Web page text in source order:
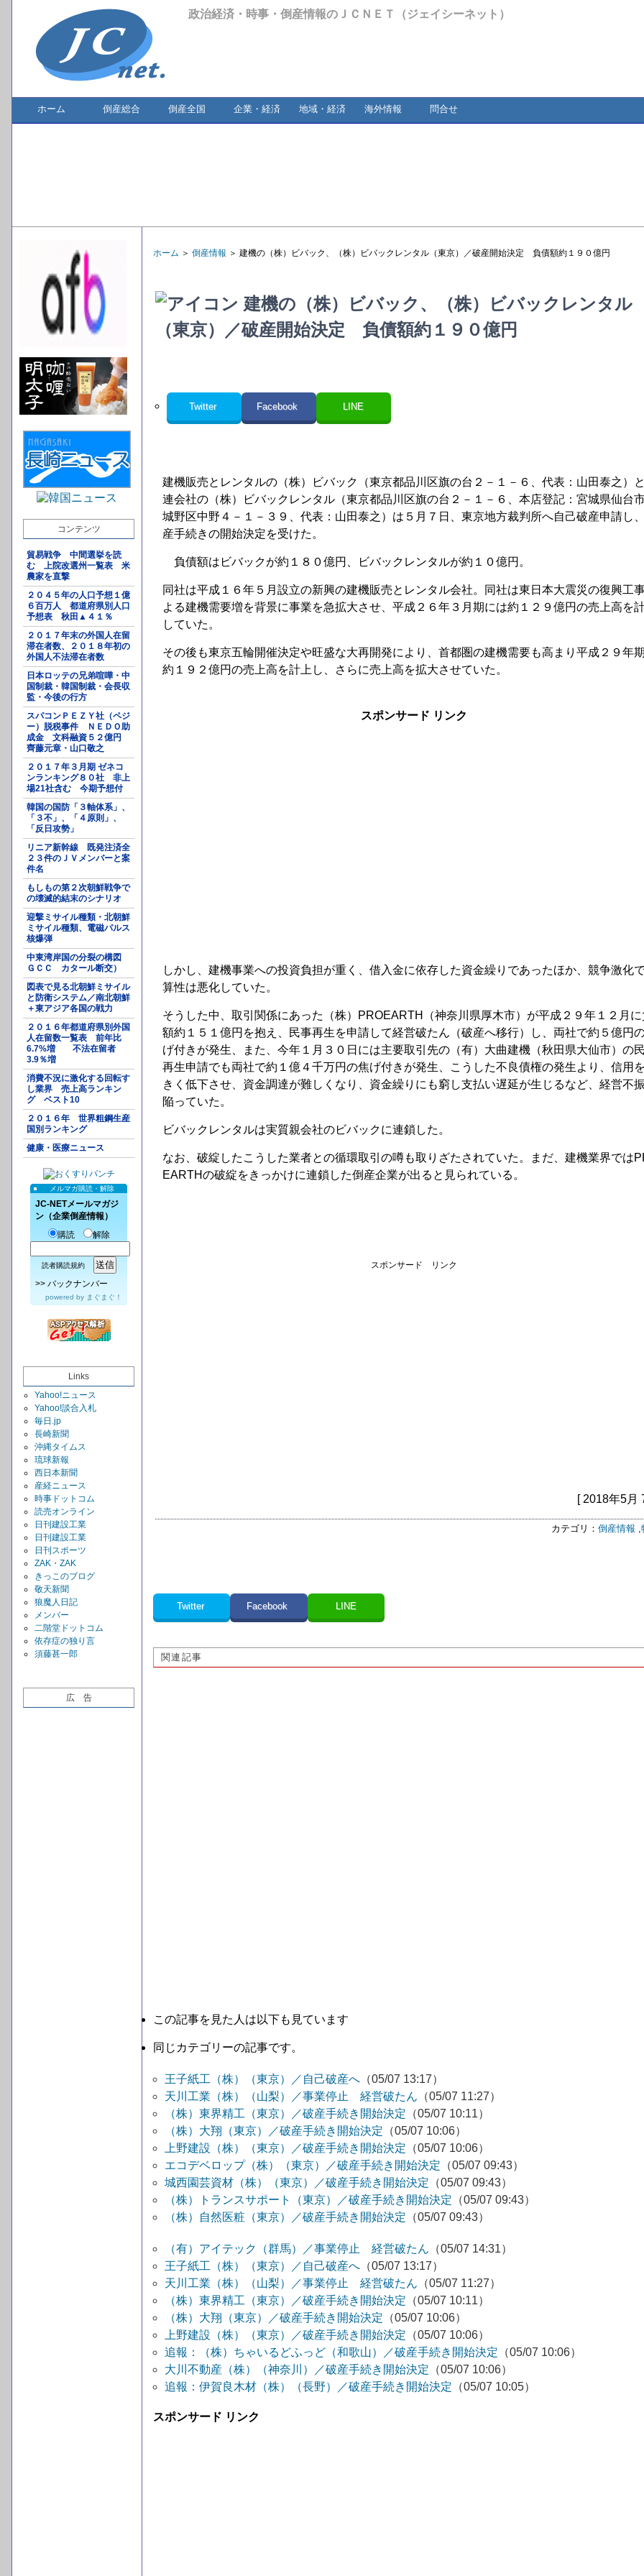
政治経済・時事・倒産情報のＪＣＮＥＴ（ジェイシーネット）
ホーム 倒産総合 倒産全国 企業・経済 地域・経済 海外情報 問合せ
コンテンツ
貿易戦争 中間選挙を読
む 上院改選州一覧表 米
農家を直撃
２０４５年の人口予想１億
６百万人 都道府県別人口
予想表 秋田▲４１％
２０１７年末の外国人在留
滞在者数、２０１８年初の
外国人不法滞在者数
日本ロッテの兄弟喧嘩・中
国制裁・韓国制裁・会長収
監・今後の行方
スパコンＰＥＺＹ社（ペジ
ー）脱税事件 ＮＥＤＯ助
成金 文科融資５２億円
齊藤元章・山口敬之
２０１７年３月期 ゼネコ
ンランキング８０社 非上
場21社含む 今期予想付
韓国の国防「３軸体系」、
「３不」、「４原則」、
「反日攻勢」
リニア新幹線 既発注済全
２３件のＪＶメンバーと案
件名
もしもの第２次朝鮮戦争で
の壊滅的結末のシナリオ
迎撃ミサイル種類・北朝鮮
ミサイル種類、電磁パルス
核爆弾
中東湾岸国の分裂の構図
ＧＣＣ カタール断交）
図表で見る北朝鮮ミサイル
と防衛システム／南北朝鮮
＋東アジア各国の戦力
２０１６年都道府県別外国
人在留数一覧表 前年比
6.7%増 不法在留者
3.9％増
消費不況に激化する回転す
し業界 売上高ランキン
グ ベスト10
２０１６年 世界粗鋼生産
国別ランキング
健康・医療ニュース
メルマガ購読・解除
JC-NETメールマガジ
ン（企業倒産情報）
購読
解除
読者購読規約
>> バックナンバー
powered by まぐまぐ！
Links
Yahoo!ニュース
Yahoo!談合入札
毎日.jp
長崎新聞
沖縄タイムス
琉球新報
西日本新聞
産経ニュース
時事ドットコム
読売オンライン
日刊建設工業
日刊建設工業
日刊スポーツ
ZAK・ZAK
きっこのブログ
敬天新聞
狼魔人日記
メンバー
二階堂ドットコム
依存症の独り言
須藤甚一郎
広 告
ホーム ＞ 倒産情報 ＞ 建機の（株）ビバック、（株）ビバックレンタル（東京）／破産開始決定 負債額約１９０億円
建機の（株）ビバック、（株）ビバックレンタル
（東京）／破産開始決定 負債額約１９０億円
Twitter Facebook LINE
建機販売とレンタルの（株）ビバック（東京都品川区旗の台２－１－６、代表：山田泰之）
連会社の（株）ビバックレンタル（東京都品川区旗の台２－１－６、本店登記：宮城県仙台
城野区中野４－１－３９、代表：山田泰之）は５月７日、東京地方裁判所へ自己破産申請し
産手続きの開始決定を受けた。
負債額はビバックが約１８０億円、ビバックレンタルが約１０億円。
同社は平成１６年５月設立の新興の建機販売とレンタル会社。同社は東日本大震災の復興工
よる建機需要増を背景に事業を急拡大させ、平成２６年３月期には約１２９億円の売上高を
していた。
その後も東京五輪開催決定や旺盛な大再開発により、首都圏の建機需要も高まり平成２９年
約１９２億円の売上高を計上し、さらに売上高を拡大させていた。
スポンサード リンク
しかし、建機事業への投資負担が重く、借入金に依存した資金繰りであったほか、競争激化
算性は悪化していた。
そうした中、取引関係にあった（株）PROEARTH（神奈川県厚木市）が平成２９年１２月
額約１５１億円を抱え、民事再生を申請して経営破たん（破産へ移行）し、両社で約５億円
げ付きが発生、また、今年１月３０日には主要取引先の（有）大曲建機（秋田県大仙市）の
再生申請でも両社で約１億４千万円の焦げ付きが発生、こうした不良債権の発生より、信用
きく低下させ、資金調達が難しくなり、資金繰りにも窮し支払い遅延が生じるなど、経営不
陥っていた。
ビバックレンタルは実質親会社のビバックに連鎖した。
なお、破綻したこうした業者との循環取引の噂も取りざたされていた。まだ、建機業界では
EARTHの破綻をきっかけに連鎖した倒産企業が出ると見られている。
スポンサード リンク
[ 2018年5月
カテゴリ： 倒産情報 ,
Twitter Facebook LINE
関連記事
この記事を見た人は以下も見ています
同じカテゴリーの記事です。
王子紙工（株）（東京）／自己破産へ （05/07 13:17）
天川工業（株）（山梨）／事業停止 経営破たん （05/07 11:27）
（株）東界精工（東京）／破産手続き開始決定 （05/07 10:11）
（株）大翔（東京）／破産手続き開始決定 （05/07 10:06）
上野建設（株）（東京）／破産手続き開始決定 （05/07 10:06）
エコデベロップ（株）（東京）／破産手続き開始決定 （05/07 09:43）
城西園芸資材（株）（東京）／破産手続き開始決定 （05/07 09:43）
（株）トランスサポート（東京）／破産手続き開始決定 （05/07 09:43）
（株）自然医粧（東京）／破産手続き開始決定 （05/07 09:43）
（有）アイテック（群馬）／事業停止 経営破たん （05/07 14:31）
王子紙工（株）（東京）／自己破産へ （05/07 13:17）
天川工業（株）（山梨）／事業停止 経営破たん （05/07 11:27）
（株）東界精工（東京）／破産手続き開始決定 （05/07 10:11）
（株）大翔（東京）／破産手続き開始決定 （05/07 10:06）
上野建設（株）（東京）／破産手続き開始決定 （05/07 10:06）
追報：（株）ちゃいるどふっど（和歌山）／破産手続き開始決定 （05/07 10:06）
大川不動産（株）（神奈川）／破産手続き開始決定 （05/07 10:06）
追報：伊賀良木材（株）（長野）／破産手続き開始決定 （05/07 10:05）
スポンサード リンク